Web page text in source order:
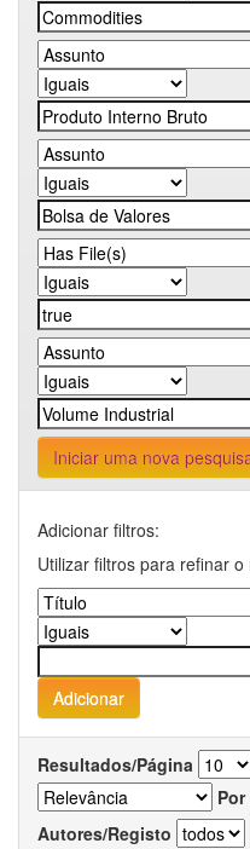
Iniciar uma nova
Adicionar filtros:
Utilizar filtros para refinar
Resultados/Página
Autores/Registo